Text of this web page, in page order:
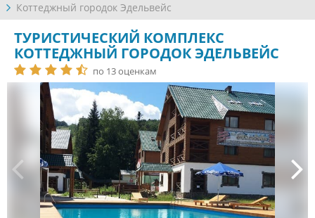
Коттеджный городок Эдельвейс
ТУРИСТИЧЕСКИЙ КОМПЛЕКС
КОТТЕДЖНЫЙ ГОРОДОК ЭДЕЛЬВЕЙС
по 13 оценкам